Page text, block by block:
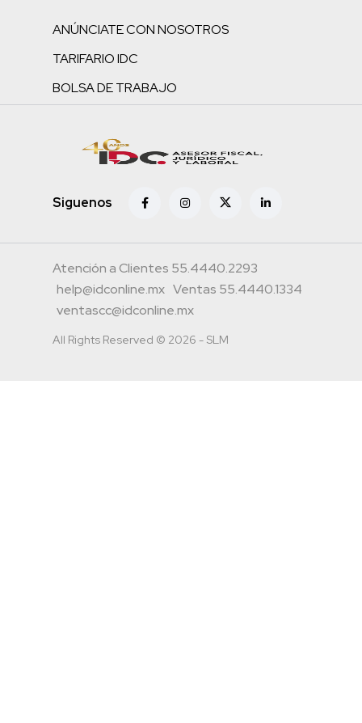
ANÚNCIATE CON NOSOTROS
TARIFARIO IDC
BOLSA DE TRABAJO
Siguenos
Atención a Clientes 55.4440.2293
help@idconline.mx Ventas 55.4440.1334
ventascc@idconline.mx
All Rights Reserved © 2026 - SLM